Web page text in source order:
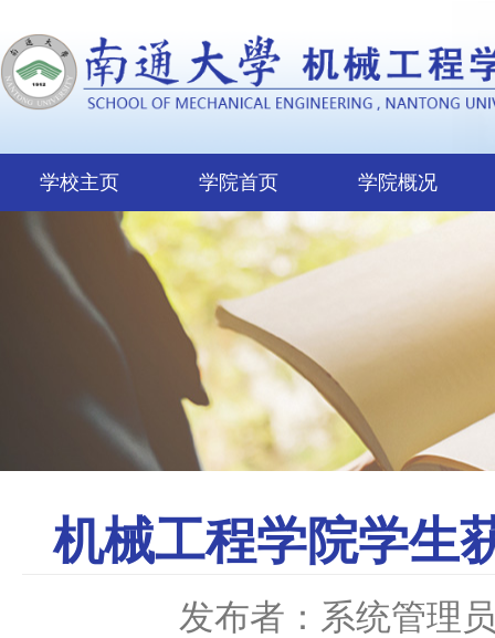
学校主页 学院首页 学院概况
机械工程学院学生
发布者：系统管理